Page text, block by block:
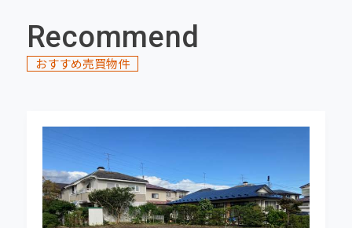
2026-06-30
2026-06-30
★NEW売地★ 佐倉河蟹沢 販売開始しまし
た！
Recommend
おすすめ売買物件